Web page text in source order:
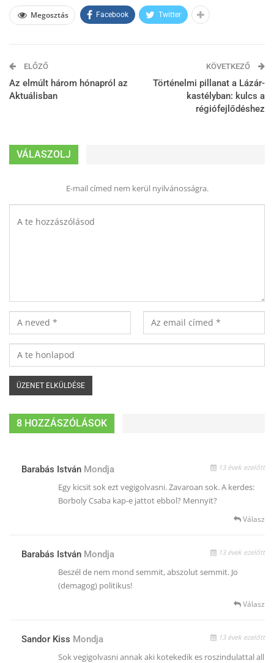
Megosztás Facebook Twitter
ELŐZŐ
Az elmúlt három hónapról az
Aktuálisban
KÖVETKEZŐ
Történelmi pillanat a Lázár-
kastélyban: kulcs a
régiófejlődéshez
VÁLASZOLJ
E-mail címed nem kerül nyilvánosságra.
8 HOZZÁSZÓLÁSOK
Barabás István Mondja 13 évek ezelőtt
Egy kicsit sok ezt vegigolvasni. Zavaroan sok. A kerdes:
Borboly Csaba kap-e jattot ebbol? Mennyit?
Válasz
Barabás István Mondja 13 évek ezelőtt
Beszél de nem mond semmit, abszolut semmit. Jo
(demagog) politikus!
Válasz
Sandor Kiss Mondja 13 évek ezelőtt
Sok vegigolvasni annak aki kotekedik es roszindulattal all